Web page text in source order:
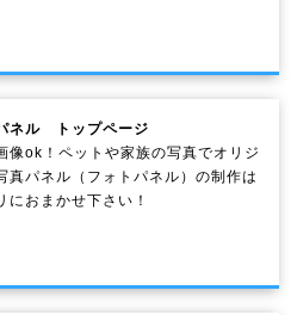
ネル トップページ
像ok！ペットや家族の写真でオリジ
真パネル（フォトパネル）の制作は
におまかせ下さい！